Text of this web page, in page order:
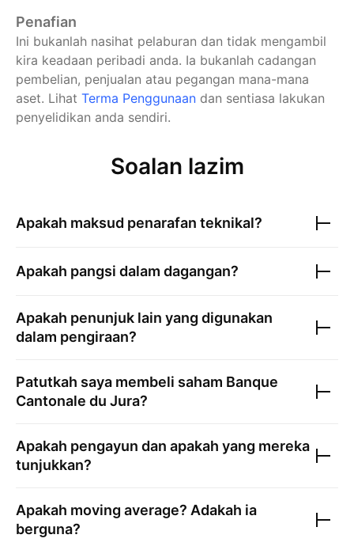
Penafian
Ini bukanlah nasihat pelaburan dan tidak mengambil
kira keadaan peribadi anda. Ia bukanlah cadangan
pembelian, penjualan atau pegangan mana-mana
aset. Lihat Terma Penggunaan dan sentiasa lakukan
penyelidikan anda sendiri.
Soalan lazim
Apakah maksud penarafan teknikal?
Apakah pangsi dalam dagangan?
Apakah penunjuk lain yang digunakan
dalam pengiraan?
Patutkah saya membeli saham Banque
Cantonale du Jura?
Apakah pengayun dan apakah yang mereka
tunjukkan?
Apakah moving average? Adakah ia
berguna?